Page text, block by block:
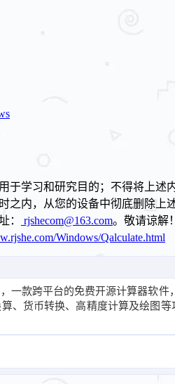
于学习和研究目的；不得将上述
之内，从您的设备中彻底删除
： rjshecom@163.com。敬请谅解！
Windows/Qalculate.html
一款跨平台的免费开源计算器软
、货币转换、高精度计算及绘图